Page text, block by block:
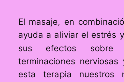
El masaje, en
ayuda a aliviar el estrés
sus efectos
terminaciones
esta terapia nuestros